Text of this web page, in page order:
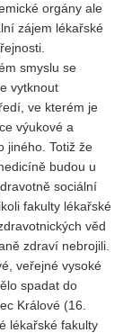
orgány ale
zájem lékařské
smyslu se
vytknout
ve kterém je
výukové a
jiného. Totiž že
budou u
sociální
fakulty lékařské
věd
zdraví nebrojili.
veřejné vysoké
spadat do
Králové (16.
lékařské fakulty